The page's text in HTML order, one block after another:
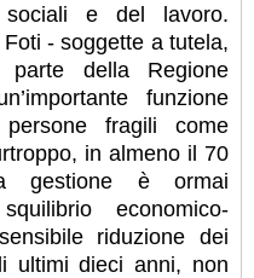
sociali e del lavoro.
- soggette a tutela,
della Regione
funzione
fragili come
in almeno il 70
gestione è ormai
economico-
riduzione dei
ultimi dieci anni, non